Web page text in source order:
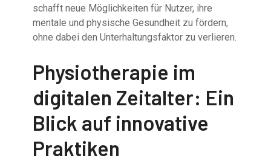
schafft neue Möglichkeiten für Nutzer, ihre
mentale und physische Gesundheit zu fördern,
ohne dabei den Unterhaltungsfaktor zu verlieren.
Physiotherapie im
digitalen Zeitalter: Ein
Blick auf innovative
Praktiken